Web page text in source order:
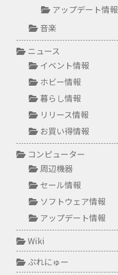
アップデート情報
音楽
ニュース
イベント情報
ホビー情報
暮らし情報
リリース情報
お買い得情報
コンピューター
周辺機器
セール情報
ソフトウェア情報
アップデート情報
Wiki
ぷれにゅー